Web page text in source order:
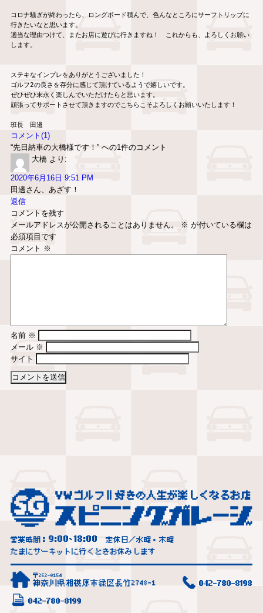
コロナ騒ぎが終わったら、ロングボード積んで、色んなところにサーフトリップに
行きたいなと思います。
適当な理由つけて、またお店に遊びに行きますね！　これからも、よろしくお願い
します。
ステキなインプレをありがとうございました！
ゴルフ2の良さを存分に感じて頂けているようで嬉しいです。
ぜひぜひ末永く楽しんでいただけたらと思います。
頑張ってサポートさせて頂きますのでこちらこそよろしくお願いいたします！
班長　田邊
コメント(1)
“先日納車の大橋様です！” への1件のコメント
大橋 より:
2020年6月16日 9:51 PM
田邊さん、あざす！
返信
コメントを残す
メールアドレスが公開されることはありません。
※ が付いている欄は
必須項目です
コメント ※
名前 ※
メール ※
サイト
営業時間： 9:00~18:00
定休日／水曜・木曜
たまにサーキットに行くときお休みします
〒252-0154
神奈川県相模原市緑区長竹2748-1 042-780-8198
042-780-8199